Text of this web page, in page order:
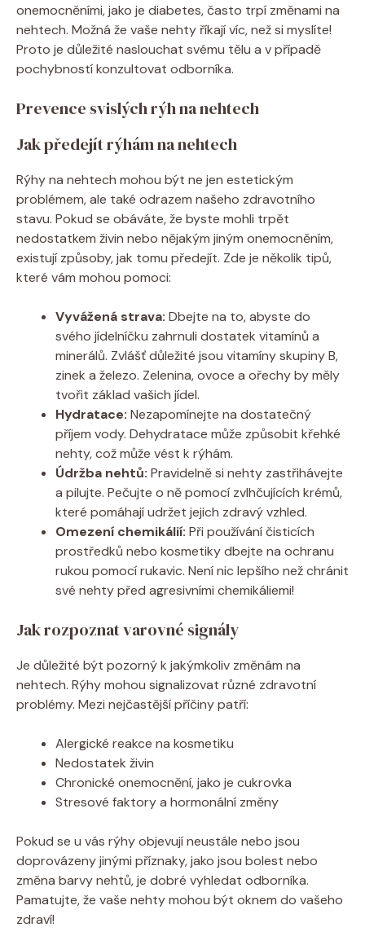
onemocněními, jako je diabetes, často trpí změnami na
nehtech. Možná že vaše nehty říkají víc, než si myslíte!
Proto je důležité naslouchat svému tělu a v případě
pochybností konzultovat odborníka.
Prevence svislých rýh na nehtech
Jak předejít rýhám na nehtech
Rýhy na nehtech mohou být ne jen estetickým
problémem, ale také odrazem našeho zdravotního
stavu. Pokud se obáváte, že byste mohli trpět
nedostatkem živin nebo nějakým jiným onemocněním,
existují způsoby, jak tomu předejít. Zde je několik tipů,
které vám mohou pomoci:
Vyvážená strava: Dbejte na to, abyste do
svého jídelníčku zahrnuli dostatek vitamínů a
minerálů. Zvlášť důležité jsou vitamíny skupiny B,
zinek a železo. Zelenina, ovoce a ořechy by měly
tvořit základ vašich jídel.
Hydratace: Nezapomínejte na dostatečný
příjem vody. Dehydratace může způsobit křehké
nehty, což může vést k rýhám.
Údržba nehtů: Pravidelně si nehty zastřihávejte
a pilujte. Pečujte o ně pomocí zvlhčujících krémů,
které pomáhají udržet jejich zdravý vzhled.
Omezení chemikálií: Při používání čisticích
prostředků nebo kosmetiky dbejte na ochranu
rukou pomocí rukavic. Není nic lepšího než chránit
své nehty před agresivními chemikáliemi!
Jak rozpoznat varovné signály
Je důležité být pozorný k jakýmkoliv změnám na
nehtech. Rýhy mohou signalizovat různé zdravotní
problémy. Mezi nejčastější příčiny patří:
Alergické reakce na kosmetiku
Nedostatek živin
Chronické onemocnění, jako je cukrovka
Stresové faktory a hormonální změny
Pokud se u vás rýhy objevují neustále nebo jsou
doprovázeny jinými příznaky, jako jsou bolest nebo
změna barvy nehtů, je dobré vyhledat odborníka.
Pamatujte, že vaše nehty mohou být oknem do vašeho
zdraví!